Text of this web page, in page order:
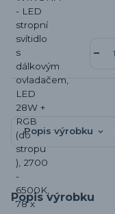
Popis výrobku
Popis výrobku